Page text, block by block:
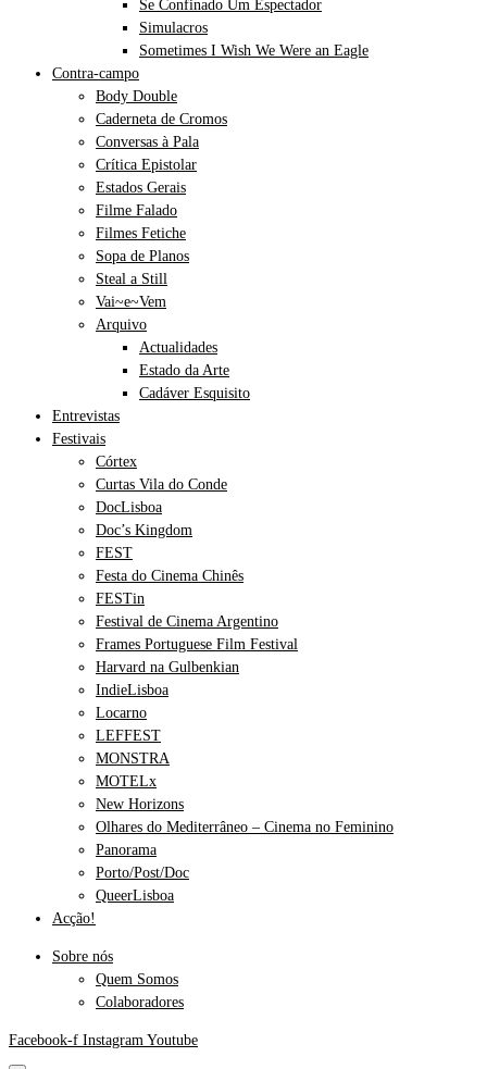
Se Confinado Um Espectador
Simulacros
Sometimes I Wish We Were an Eagle
Contra-campo
Body Double
Caderneta de Cromos
Conversas à Pala
Crítica Epistolar
Estados Gerais
Filme Falado
Filmes Fetiche
Sopa de Planos
Steal a Still
Vai~e~Vem
Arquivo
Actualidades
Estado da Arte
Cadáver Esquisito
Entrevistas
Festivais
Córtex
Curtas Vila do Conde
DocLisboa
Doc’s Kingdom
FEST
Festa do Cinema Chinês
FESTin
Festival de Cinema Argentino
Frames Portuguese Film Festival
Harvard na Gulbenkian
IndieLisboa
Locarno
LEFFEST
MONSTRA
MOTELx
New Horizons
Olhares do Mediterrâneo – Cinema no Feminino
Panorama
Porto/Post/Doc
QueerLisboa
Acção!
Sobre nós
Quem Somos
Colaboradores
Facebook-f Instagram Youtube